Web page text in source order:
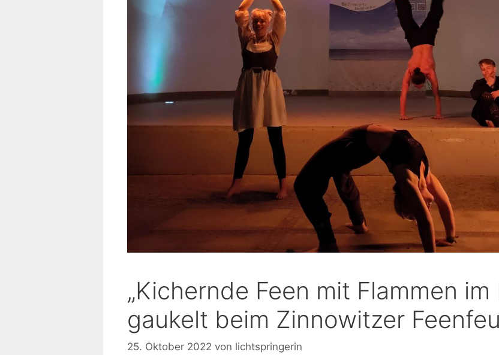
„Kichernde Feen mit Flammen im
gaukelt beim Zinnowitzer
25. Oktober 2022 von lichtspringerin